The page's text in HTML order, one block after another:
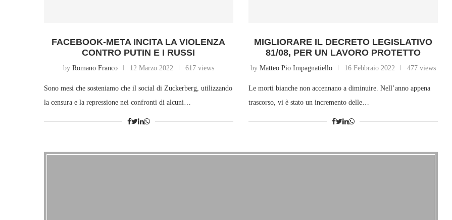
FACEBOOK-META INCITA LA VIOLENZA
CONTRO PUTIN E I RUSSI
by Romano Franco 12 Marzo 2022 617 views
Sono mesi che sosteniamo che il social di Zuckerberg, utilizzando
la censura e la repressione nei confronti di alcuni…
MIGLIORARE IL DECRETO LEGISLATIVO
81/08, PER UN LAVORO PROTETTO
byMatteo Pio Impagnatiello 16 Febbraio 2022 477 views
Le morti bianche non accennano a diminuire. Nell’anno appena
trascorso, vi è stato un incremento delle…